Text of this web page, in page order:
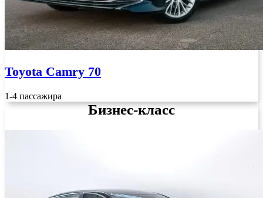
Toyota Camry 70
1-4 пассажира
Бизнес-класс